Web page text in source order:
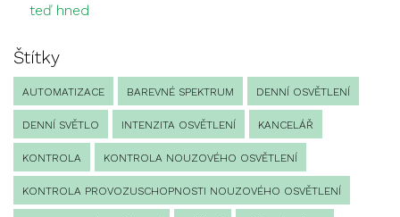
teď hned
Štítky
AUTOMATIZACE BAREVNÉ SPEKTRUM DENNÍ OSVĚTLENÍ
DENNÍ SVĚTLO INTENZITA OSVĚTLENÍ KANCELÁŘ
KONTROLA KONTROLA NOUZOVÉHO OSVĚTLENÍ
KONTROLA PROVOZUSCHOPNOSTI NOUZOVÉHO OSVĚTLENÍ